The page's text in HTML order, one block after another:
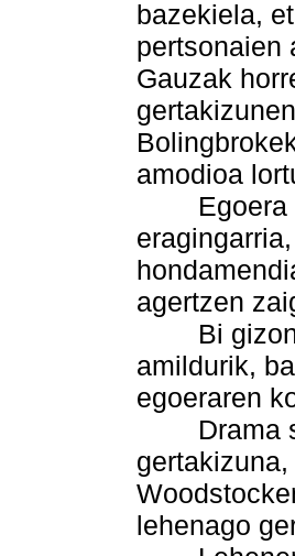
bazekiela,
pertsonaien
Gauzak
amodioa
Egoera
agertzen
Bi gizon
amildurik,
egoeraren
Drama
lehenago